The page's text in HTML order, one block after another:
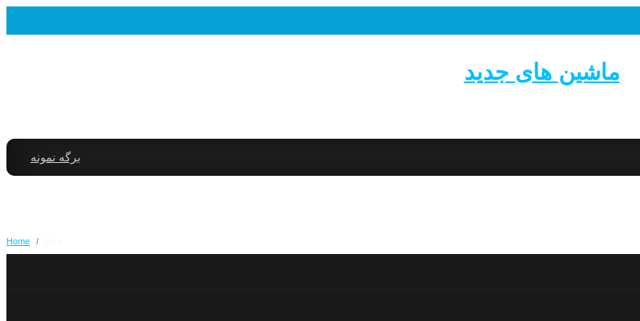
ماشین های جدید
برگه نمونه
Home /